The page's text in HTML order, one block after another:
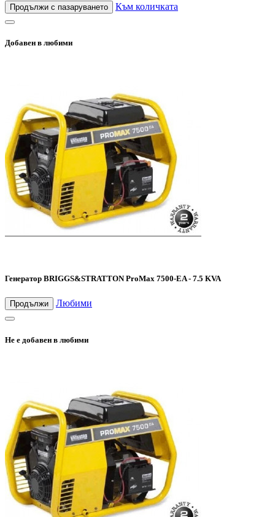
Продължи с пазаруването Към количката
Добавен в любими
Генератор BRIGGS&STRATTON ProMax 7500-EA - 7.5 KVA
Продължи Любими
Не е добавен в любими